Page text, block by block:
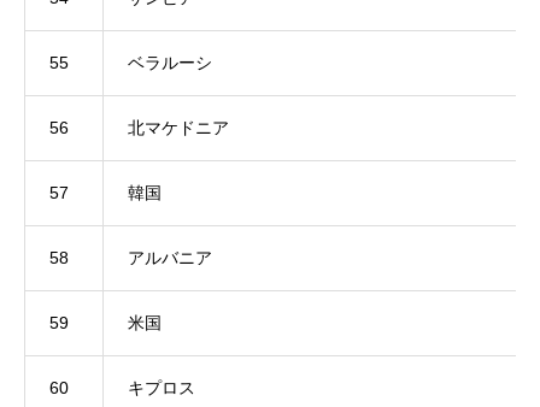
55 ベラルーシ
56 北マケドニア
57 韓国
58 アルバニア
59 米国
60 キプロス